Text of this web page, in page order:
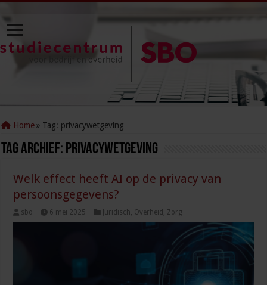
Home » Tag: privacywetgeving
Tag Archief: privacywetgeving
Welk effect heeft AI op de privacy van
persoonsgegevens?
sbo 6 mei 2025 Juridisch, Overheid , Zorg